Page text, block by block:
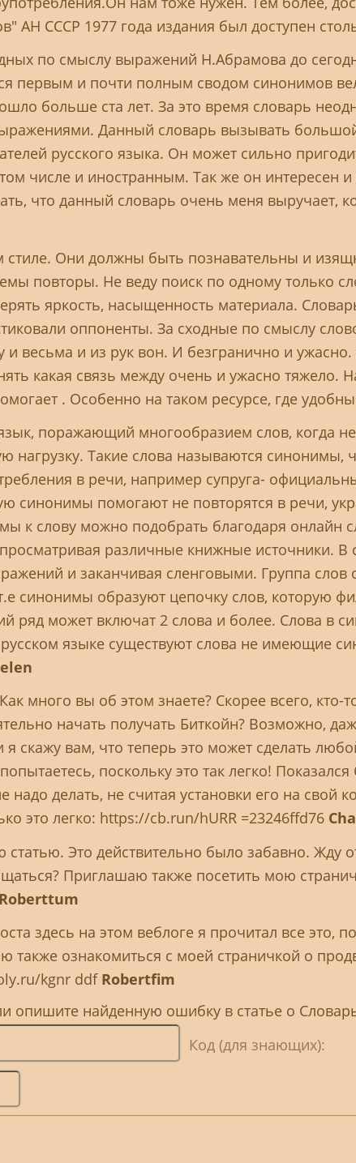
АН СССР 1977 года издания был доступен
по смыслу выражений Н.Абрамова до
первым и почти полным сводом синонимов
больше ста лет. За это время словарь
Данный словарь вызывать большой
русского языка. Он может сильно
числе и иностранным. Так же он интересен
что данный словарь очень меня выручает,
стиле. Они должны быть познавательны и
повторы. Не веду поиск по одному только
яркость, насыщенность материала.
оппоненты. За сходные по смыслу
весьма и из рук вон. И безгранично и ужасно.
какая связь между очень и ужасно тяжело.
. Особенно на таком ресурсе, где
поражающий многообразием слов, когда
нагрузку. Такие слова называются
в речи, например супруга-
синонимы помогают не повторятся в речи,
к слову можно подобрать благодаря онлайн
различные книжные источники.
и заканчивая сленговыми. Группа
синонимы образуют цепочку слов, которую
ряд может включат 2 слова и более. Слова в
языке существуют слова не имеющие
много вы об этом знаете? Скорее всего,
начать получать Биткойн? Возможно,
скажу вам, что теперь это может сделать
поскольку это так легко!
делать, не считая установки его на свой
это легко: https://cb.run/hURR =23246ffd76
Это действительно было забавно. Жду
Приглашаю также посетить мою
Roberttum
здесь на этом веблоге я прочитал все это,
также ознакомиться с моей страничкой о
kgnr ddf Robertfim
опишите найденную ошибку в статье о
Код (для знающих):